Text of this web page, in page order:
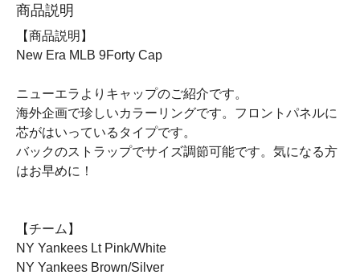
商品説明
【商品説明】
New Era MLB 9Forty Cap
ニューエラよりキャップのご紹介です。
海外企画で珍しいカラーリングです。フロントパネルに
芯がはいっているタイプです。
バックのストラップでサイズ調節可能です。気になる方
はお早めに！
【チーム】
NY Yankees Lt Pink/White
NY Yankees Brown/Silver